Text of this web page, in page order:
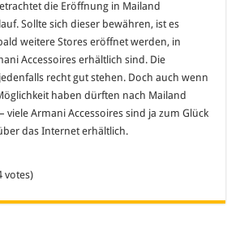
die Eröffnung in Mailand
Sollte sich dieser bewähren, ist es
weitere Stores eröffnet werden, in
Accessoires erhältlich sind. Die
recht gut stehen. Doch auch wenn
haben dürften nach Mailand
viele Armani Accessoires sind ja zum Glück
das Internet erhältlich.
votes)